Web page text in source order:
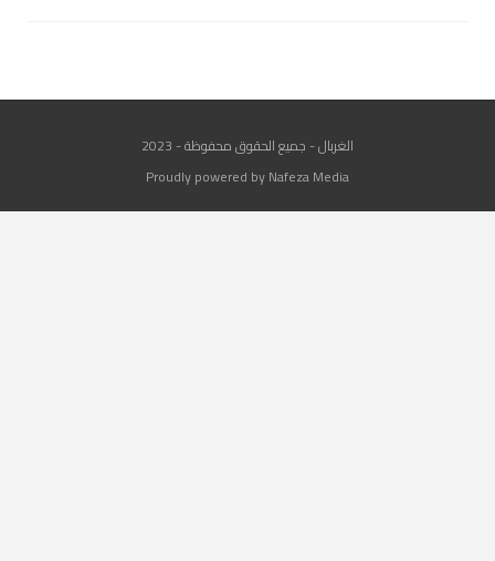
الغربال - جميع الحقوق محفوظة - 2023
Proudly powered by Nafeza Media